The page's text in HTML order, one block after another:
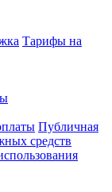
Тарифы на
Публичная
средств